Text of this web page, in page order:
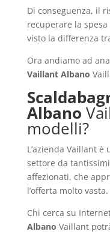
Di conseguenza, il
recuperare la
visto la differenza
Ora andiamo ad
Vaillant Albano
Albano
modelli?
L’azienda Vaillant
settore da
affezionati, che
l’offerta molto vasta.
Chi cerca su
Albano Vaillant